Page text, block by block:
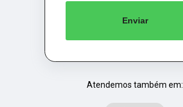
Enviar
Atendemos também em: